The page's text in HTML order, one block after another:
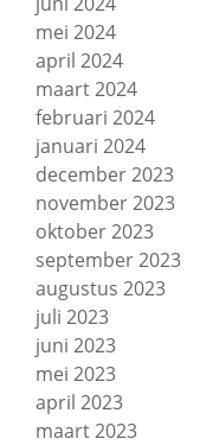
mei 2024
april 2024
maart 2024
februari 2024
januari 2024
december 2023
november 2023
oktober 2023
september 2023
augustus 2023
juli 2023
juni 2023
mei 2023
april 2023
maart 2023